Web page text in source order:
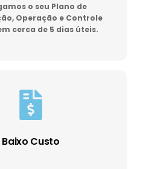
o seu Plano de
Operação e Controle
cerca de 5 dias úteis.
Baixo Custo